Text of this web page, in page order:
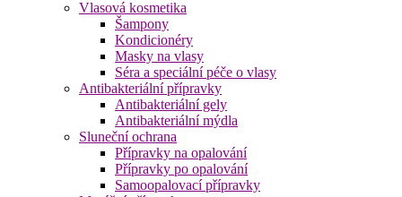
Vlasová kosmetika
Šampony
Kondicionéry
Masky na vlasy
Séra a speciální péče o vlasy
Antibakteriální přípravky
Antibakteriální gely
Antibakteriální mýdla
Sluneční ochrana
Přípravky na opalování
Přípravky po opalování
Samoopalovací přípravky